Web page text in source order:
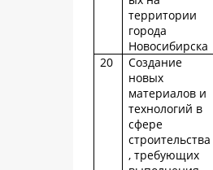
территории
города
Новосибирска
20
Создание
новых
материалов и
технологий в
сфере
строительства
, требующих